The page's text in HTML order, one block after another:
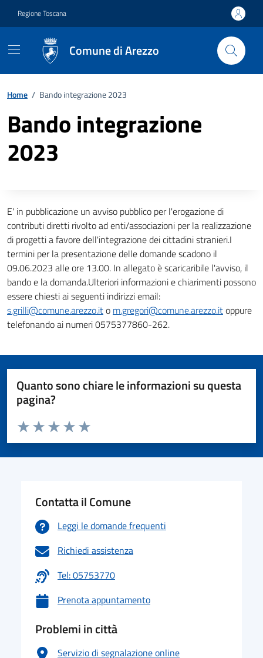
Regione Toscana
Comune di Arezzo
Home / Bando integrazione 2023
Bando integrazione
2023
Descrizione completa
E' in pubblicazione un avviso pubblico per l'erogazione di
contributi diretti rivolto ad enti/associazioni per la realizzazione
di progetti a favore dell'integrazione dei cittadini stranieri.I
termini per la presentazione delle domande scadono il
09.06.2023 alle ore 13.00. In allegato è scaricaribile l'avviso, il
bando e la domanda.Ulteriori informazioni e chiarimenti possono
essere chiesti ai seguenti indirizzi email:
s.grilli@comune.arezzo.ito m.gregori@comune.arezzo.itoppure
telefonando ai numeri 0575377860-262.
Quanto sono chiare le informazioni su questa
pagina?
Valuta da 1 a 5 stelle la pagina
Valuta 5 stelle su 5
Valuta 4 stelle su 5
Valuta 3 stelle su 5
Valuta 2 stelle su 5
Valuta 1 stelle su 5
Contatta il Comune
Leggi le domande frequenti
Richiedi assistenza
Tel: 05753770
Prenota appuntamento
Problemi in città
Servizio di segnalazione online